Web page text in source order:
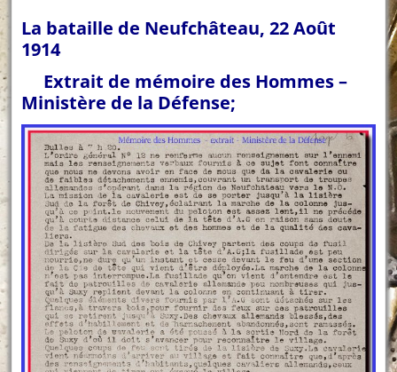
La bataille de Neufchâteau, 22 Août
1914
Extrait de mémoire des Hommes –
Ministère de la Défense;